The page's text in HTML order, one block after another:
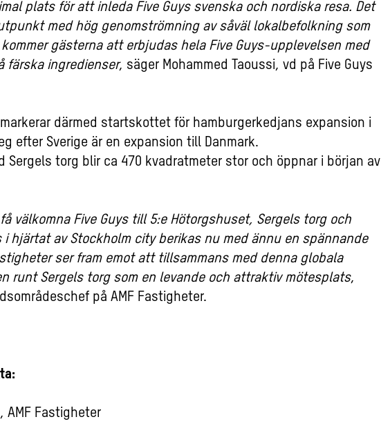
plats för att inleda Five Guys svenska och nordiska resa. Det
med hög genomströmning av såväl lokalbefolkning som
gästerna att erbjudas hela Five Guys-upplevelsen med
färska ingredienser, säger Mohammed Taoussi, vd på Five Guys
därmed startskottet för hamburgerkedjans expansion i
efter Sverige är en expansion till Danmark.
Sergels torg blir ca 470 kvadratmeter stor och öppnar i början av
välkomna Five Guys till 5:e Hötorgshuset, Sergels torg och
i hjärtat av Stockholm city berikas nu med ännu en spännande
ser fram emot att tillsammans med denna globala
runt Sergels torg som en levande och attraktiv mötesplats,
på AMF Fastigheter.
AMF Fastigheter